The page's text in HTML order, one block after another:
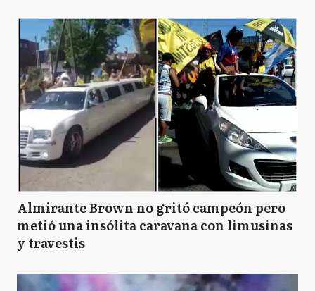
B Berisso
B Bolívar
B Bragado
Almirante Brown no gritó campeón pero
metió una insólita caravana con limusinas
y travestis